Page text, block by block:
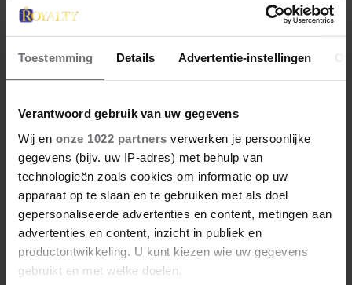
Toestemming Details Advertentie-instellingen
Verantwoord gebruik van uw gegevens
Wij en onze 1022 partners verwerken je persoonlijke
gegevens (bijv. uw IP-adres) met behulp van
technologieën zoals cookies om informatie op uw
apparaat op te slaan en te gebruiken met als doel
gepersonaliseerde advertenties en content, metingen aan
advertenties en content, inzicht in publiek en
productontwikkeling. U kunt kiezen wie uw gegevens
gebruikt en met welke doelen.